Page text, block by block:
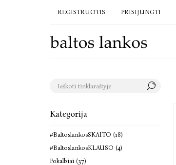
REGISTRUOTIS PRISIJUNGTI
Kategorija
#BaltoslankosSKAITO (18)
#BaltoslankosKLAUSO (4)
Pokalbiai (37)